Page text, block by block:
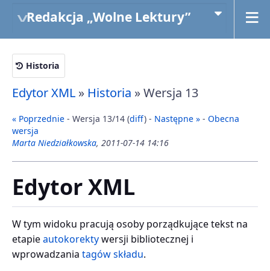
Redakcja „Wolne Lektury”
Historia
Edytor XML » Historia » Wersja 13
« Poprzednie - Wersja 13/14 (diff) - Następne » - Obecna
wersja
Marta Niedziałkowska, 2011-07-14 14:16
Edytor XML
W tym widoku pracują osoby porządkujące tekst na
etapieautokorektywersji bibliotecznej i
wprowadzania tagów składu.